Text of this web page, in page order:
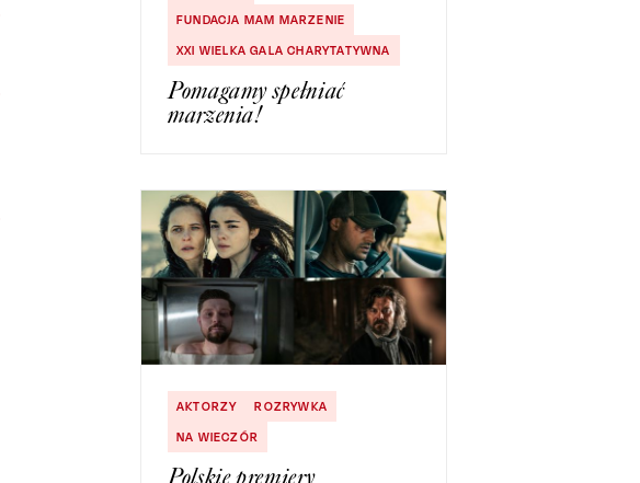
FUNDACJA MAM MARZENIE
XXI WIELKA GALA CHARYTATYWNA
Pomagamy spełniać
marzenia!
AKTORZY
ROZRYWKA
NA WIECZÓR
Polskie premiery